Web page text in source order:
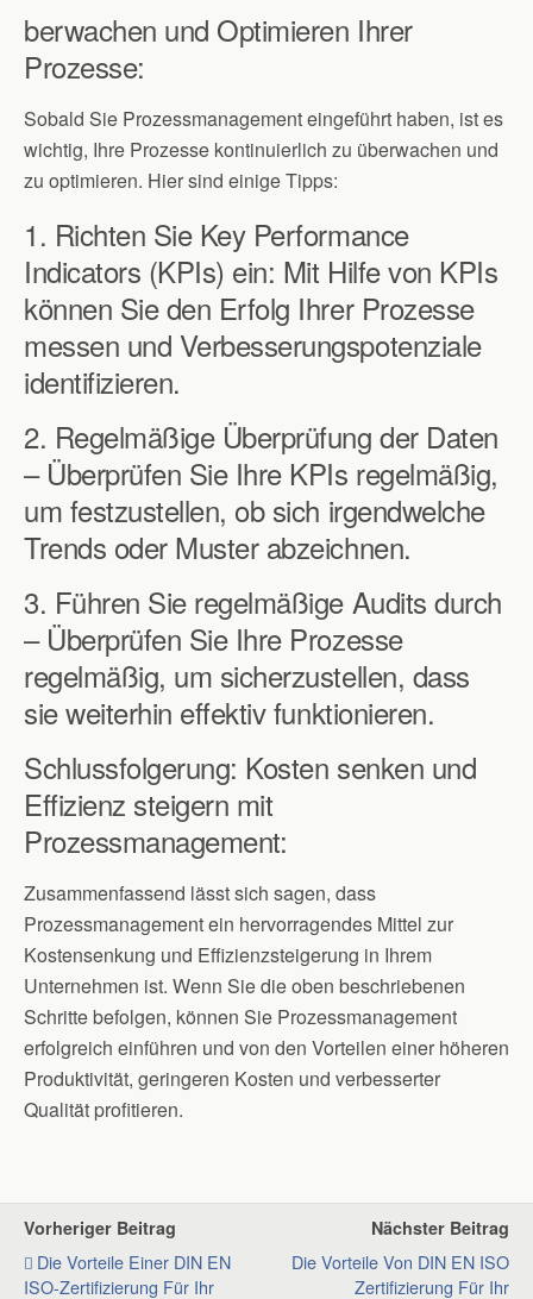
berwachen und Optimieren Ihrer
Prozesse:
Sobald Sie Prozessmanagement eingeführt haben, ist es
wichtig, Ihre Prozesse kontinuierlich zu überwachen und
zu optimieren. Hier sind einige Tipps:
1. Richten Sie Key Performance
Indicators (KPIs) ein: Mit Hilfe von KPIs
können Sie den Erfolg Ihrer Prozesse
messen und Verbesserungspotenziale
identifizieren.
2. Regelmäßige Überprüfung der Daten
– Überprüfen Sie Ihre KPIs regelmäßig,
um festzustellen, ob sich irgendwelche
Trends oder Muster abzeichnen.
3. Führen Sie regelmäßige Audits durch
– Überprüfen Sie Ihre Prozesse
regelmäßig, um sicherzustellen, dass
sie weiterhin effektiv funktionieren.
Schlussfolgerung: Kosten senken und
Effizienz steigern mit
Prozessmanagement:
Zusammenfassend lässt sich sagen, dass
Prozessmanagement ein hervorragendes Mittel zur
Kostensenkung und Effizienzsteigerung in Ihrem
Unternehmen ist. Wenn Sie die oben beschriebenen
Schritte befolgen, können Sie Prozessmanagement
erfolgreich einführen und von den Vorteilen einer höheren
Produktivität, geringeren Kosten und verbesserter
Qualität profitieren.
Vorheriger Beitrag
Die Vorteile Einer DIN EN
ISO-Zertifizierung Für Ihr
Nächster Beitrag
Die Vorteile Von DIN EN ISO
Zertifizierung Für Ihr